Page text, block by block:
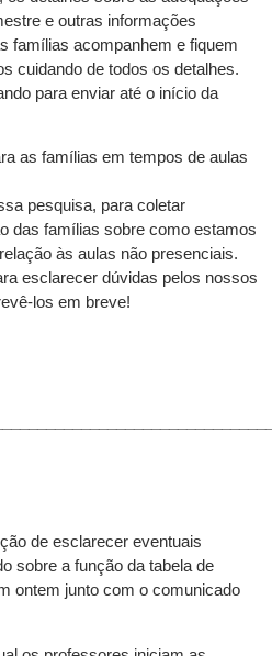
e outras informações
famílias acompanhem e fiquem
cuidando de todos os detalhes.
para enviar até o início da
as famílias em tempos de aulas
pesquisa, para coletar
das famílias sobre como estamos
às aulas não presenciais.
esclarecer dúvidas pelos nossos
los em breve!
de esclarecer eventuais
sobre a função da tabela de
ontem junto com o comunicado